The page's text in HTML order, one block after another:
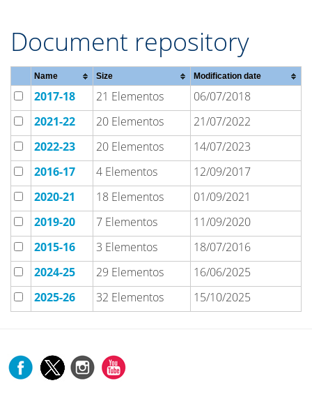
Document repository
Name Size Modification date
2017-18 21 Elementos
06/07/2018
2021-22
20 Elementos
21/07/2022
2022-23
20 Elementos
14/07/2023
2016-17
4 Elementos
12/09/2017
2020-21
18 Elementos
01/09/2021
2019-20
7 Elementos
11/09/2020
2015-16
3 Elementos
18/07/2016
2024-25
29 Elementos
16/06/2025
2025-26
32 Elementos 15/10/2025